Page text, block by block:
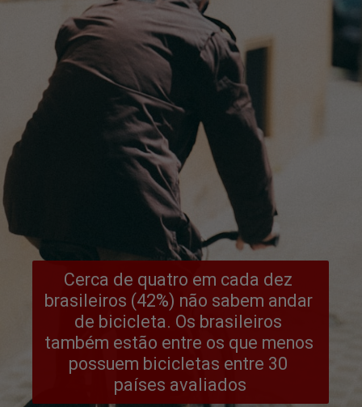
Cerca de quatro em cada dez
brasileiros (42%) não sabem andar
de bicicleta. Os brasileiros
também estão entre os que menos
possuem bicicletas entre 30
países avaliados